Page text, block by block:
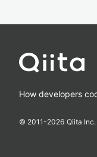
How developers
© 2011-2026 Qiita Inc.